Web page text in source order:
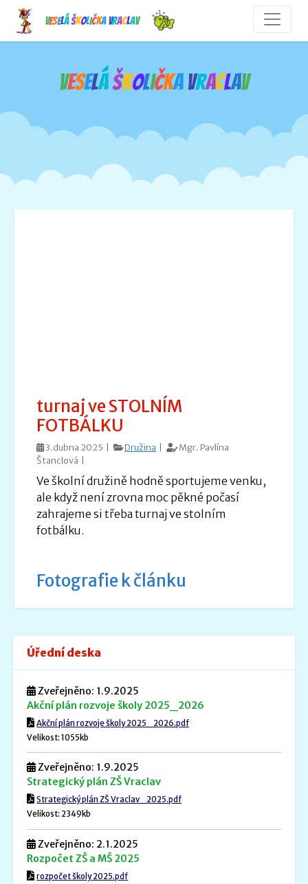
Veselá školička Vraclav
Veseláškolička Vraclav
turnaj ve STOLNÍM
FOTBÁLKU
3.dubna 2025 | Družina |
Mgr. Pavlína
Štanclová |
Ve školní družině hodně sportujeme venku,
ale když není zrovna moc pěkné počasí
zahrajeme si třeba turnaj ve stolním
fotbálku.
Fotografie k článku
Úřední deska
Zveřejněno: 1.9.2025
Akční plán rozvoje školy 2025_2026
Akční plán rozvoje školy 2025_2026.pdf
Velikost: 1055kb
Zveřejněno: 1.9.2025
Strategický plán ZŠ Vraclav
Strategický plán ZŠ Vraclav_2025.pdf
Velikost: 2349kb
Zveřejněno: 2.1.2025
Rozpočet ZŠ a MŠ 2025
rozpočet školy 2025.pdf